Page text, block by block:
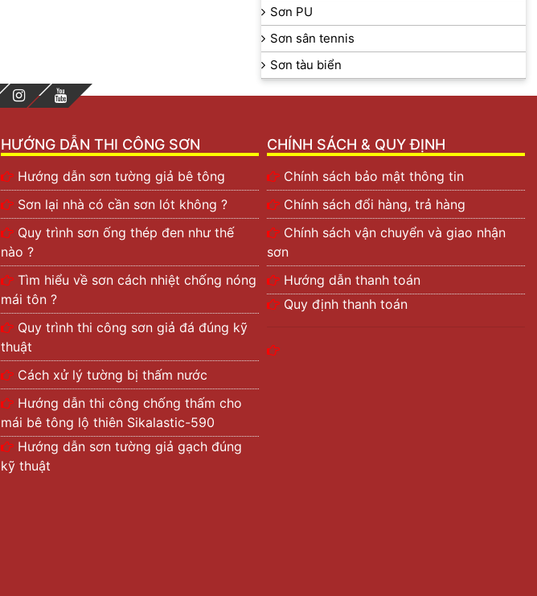
Sơn PU
Sơn sân tennis
Sơn tàu biển
HƯỚNG DẪN THI CÔNG SƠN
Hướng dẫn sơn tường giả bê tông
Sơn lại nhà có cần sơn lót không ?
Quy trình sơn ống thép đen như thế
nào ?
Tìm hiểu về sơn cách nhiệt chống nóng
mái tôn ?
Quy trình thi công sơn giả đá đúng kỹ
thuật
Cách xử lý tường bị thấm nước
Hướng dẫn thi công chống thấm cho
mái bê tông lộ thiên Sikalastic-590
Hướng dẫn sơn tường giả gạch đúng
kỹ thuật
CHÍNH SÁCH & QUY ĐỊNH
Chính sách bảo mật thông tin
Chính sách đổi hàng, trả hàng
Chính sách vận chuyển và giao nhận
sơn
Hướng dẫn thanh toán
Quy định thanh toán